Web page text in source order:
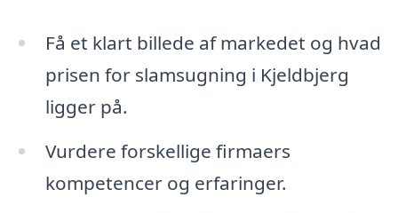
Få et klart billede af markedet og hvad
prisen for slamsugning i Kjeldbjerg
ligger på.
Vurdere forskellige firmaers
kompetencer og erfaringer.